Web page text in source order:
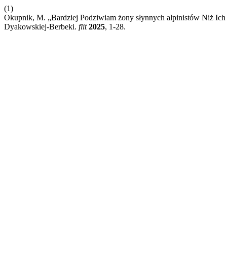
(1)
Okupnik, M. „Bardziej Podziwiam żony słynnych alpinistów Niż
Dyakowskiej-Berbeki. flit 2025, 1-28.